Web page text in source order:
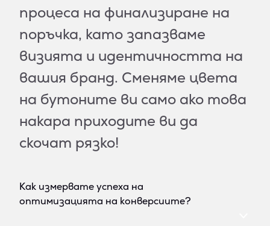
процеса на финализиране на
поръчка, като запазваме
визията и идентичността на
вашия бранд. Сменяме цвета
на бутоните ви само ако това
накара приходите ви да
скочат рязко!
Как измервате успеха на
оптимизацията на конверсиите?